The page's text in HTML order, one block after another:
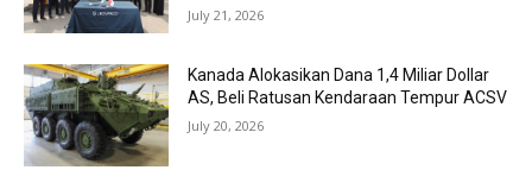
July 21, 2026
Kanada Alokasikan Dana 1,4 Miliar Dollar
AS, Beli Ratusan Kendaraan Tempur ACSV
July 20, 2026